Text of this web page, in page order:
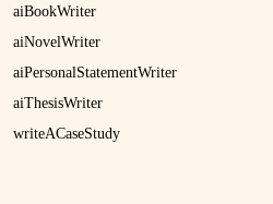
aiBookWriter
aiNovelWriter
aiPersonalStatementWriter
aiThesisWriter
writeACaseStudy